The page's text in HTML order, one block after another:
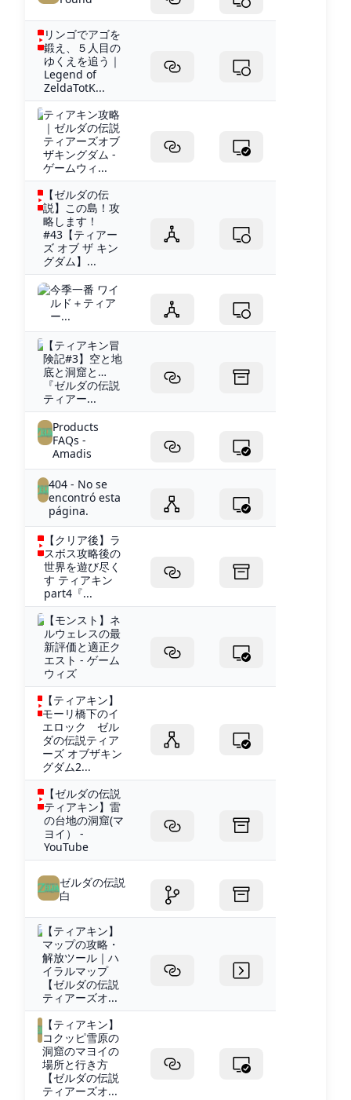
リンゴでアゴを
鍛え、５人目の
ゆくえを追う｜
Legend of
ZeldaTotK...
ティアキン攻略
｜ゼルダの伝説
ティアーズオブ
ザキングダム -
ゲームウィ...
【ゼルダの伝
説】この島！攻
略します！
#43【ティアー
ズ オブ ザ キン
グダム】...
今季一番 ワイ
ルド＋ティア
ー...
【ティアキン冒
険記#3】空と地
底と洞窟と…
『ゼルダの伝説
ティアー...
Products
FAQs -
Amadis
404 - No se
encontró esta
página.
【クリア後】ラ
スボス攻略後の
世界を遊び尽く
す ティアキン
part4『...
【モンスト】ネ
ルウェレスの最
新評価と適正ク
エスト - ゲーム
ウィズ
【ティアキン】
モーリ橋下のイ
エロック ゼル
ダの伝説ティア
ーズ オブザキン
グダム2...
【ゼルダの伝説
ティアキン】雷
の台地の洞窟(マ
ヨイ） -
YouTube
ゼルダの伝説
白
【ティアキン】
マップの攻略・
解放ツール｜ハ
イラルマップ
【ゼルダの伝説
ティアーズオ...
【ティアキン】
コクッピ雪原の
洞窟のマヨイの
場所と行き方
【ゼルダの伝説
ティアーズオ...